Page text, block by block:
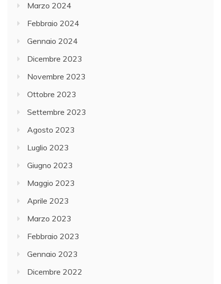
Marzo 2024
Febbraio 2024
Gennaio 2024
Dicembre 2023
Novembre 2023
Ottobre 2023
Settembre 2023
Agosto 2023
Luglio 2023
Giugno 2023
Maggio 2023
Aprile 2023
Marzo 2023
Febbraio 2023
Gennaio 2023
Dicembre 2022